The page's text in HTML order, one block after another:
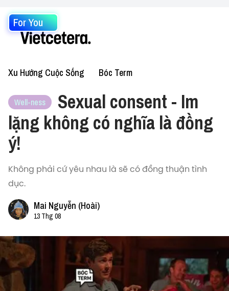
For You
Xu Hướng Cuộc Sống Bóc Term
Well-ness
Sexual consent - Im
lặng không có nghĩa là đồng
ý!
Không phải cứ yêu nhau là sẽ có đồng thuận tình
dục.
Mai Nguyễn (Hoài)
13 Thg 08